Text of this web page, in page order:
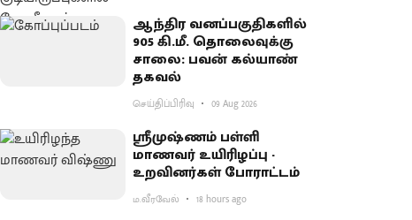
ஆந்திர வனப்பகுதிகளில்
905 கி.மீ. தொலைவுக்கு
சாலை: பவன் கல்யாண்
தகவல்
செய்திப்பிரிவு 09 Aug 2026
ஸ்ரீமுஷ்ணம் பள்ளி
மாணவர் உயிரிழப்பு -
உறவினர்கள் போராட்டம்
ம.வீரவேல் 18 hours ago